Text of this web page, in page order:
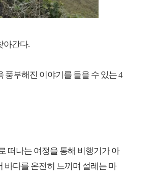
아간다.
풍부해진 이야기를 들을 수 있는 4
떠나는 여정을 통해 비행기가 아
바다를 온전히 느끼며 설레는 마